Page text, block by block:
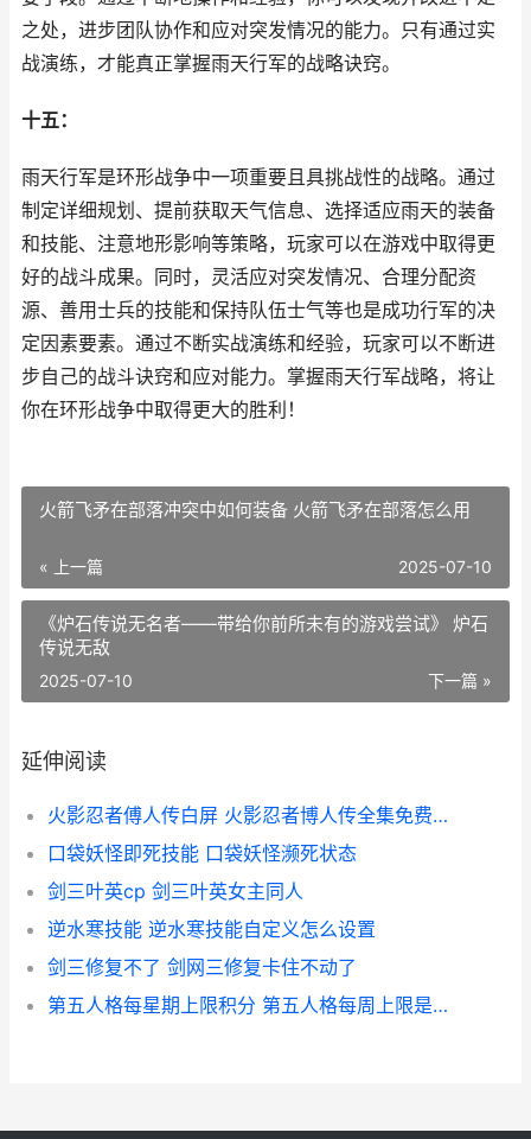
之处，进步团队协作和应对突发情况的能力。只有通过实
战演练，才能真正掌握雨天行军的战略诀窍。
十五：
雨天行军是环形战争中一项重要且具挑战性的战略。通过
制定详细规划、提前获取天气信息、选择适应雨天的装备
和技能、注意地形影响等策略，玩家可以在游戏中取得更
好的战斗成果。同时，灵活应对突发情况、合理分配资
源、善用士兵的技能和保持队伍士气等也是成功行军的决
定因素要素。通过不断实战演练和经验，玩家可以不断进
步自己的战斗诀窍和应对能力。掌握雨天行军战略，将让
你在环形战争中取得更大的胜利！
火箭飞矛在部落冲突中如何装备 火箭飞矛在部落怎么用
« 上一篇 2025-07-10
《炉石传说无名者——带给你前所未有的游戏尝试》 炉石
传说无敌
下一篇 »
2025-07-10
延伸阅读
火影忍者傅人传白屏 火影忍者博人传全集免费观看
口袋妖怪即死技能 口袋妖怪濒死状态
剑三叶英cp 剑三叶英女主同人
逆水寒技能 逆水寒技能自定义怎么设置
剑三修复不了 剑网三修复卡住不动了
第五人格每星期上限积分 第五人格每周上限是什么意思